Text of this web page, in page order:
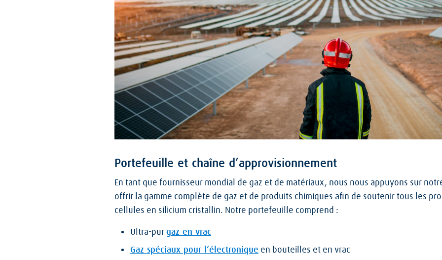
Portefeuille et chaîne d’approvisionnement
En tant que fournisseur mondial de gaz et de matériaux, nous nous appuyons sur
offrir la gamme complète de gaz et de produits chimiques afin de soutenir tous les
cellules en silicium cristallin. Notre portefeuille comprend :
Ultra-pur gaz en vrac
Gaz spéciaux pour l’électronique en bouteilles et en vrac